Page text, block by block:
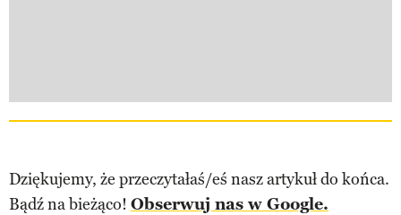
Dziękujemy, że przeczytałaś/eś nasz artykuł do końca.
Bądź na bieżąco! Obserwuj nas w Google.